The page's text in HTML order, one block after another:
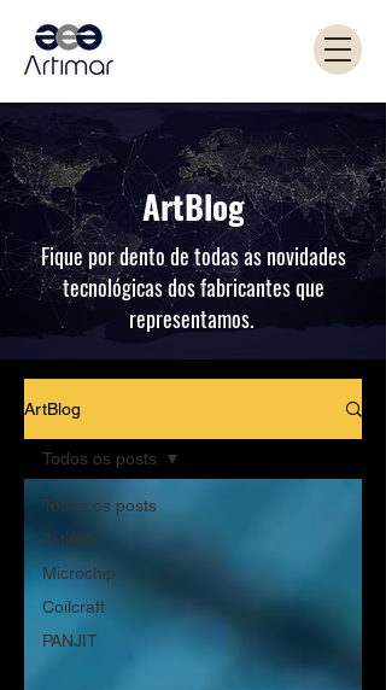
ArtBlog
Fique por dento de todas as novidades
tecnológicas dos fabricantes que
representamos.
ArtBlog
Todos os posts
Artimar
Microchip
Coilcraft
PANJIT
Todos os posts